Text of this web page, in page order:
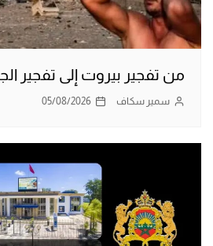
من تفجير بيروت إلى تفجير
سمير سكاف 05/08/2026